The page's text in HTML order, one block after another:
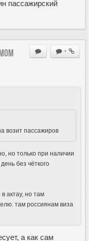
пассажирский
+
возит пассажиров
но только при наличии
без чёткого
актау, но там
там россиянам виза
а как сам